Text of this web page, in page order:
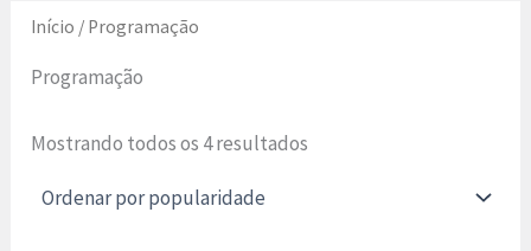
Início / Programação
Programação
Mostrando todos os 4 resultados